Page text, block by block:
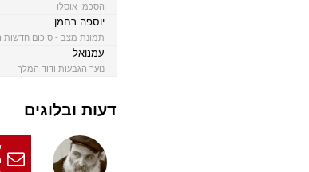
הסכמי אוסלו
יוספה רחמן
תמונת מצב - סיכום חדשות
עמנואל
נוער הגבעות ודוד המלך
דעות ובלוגים